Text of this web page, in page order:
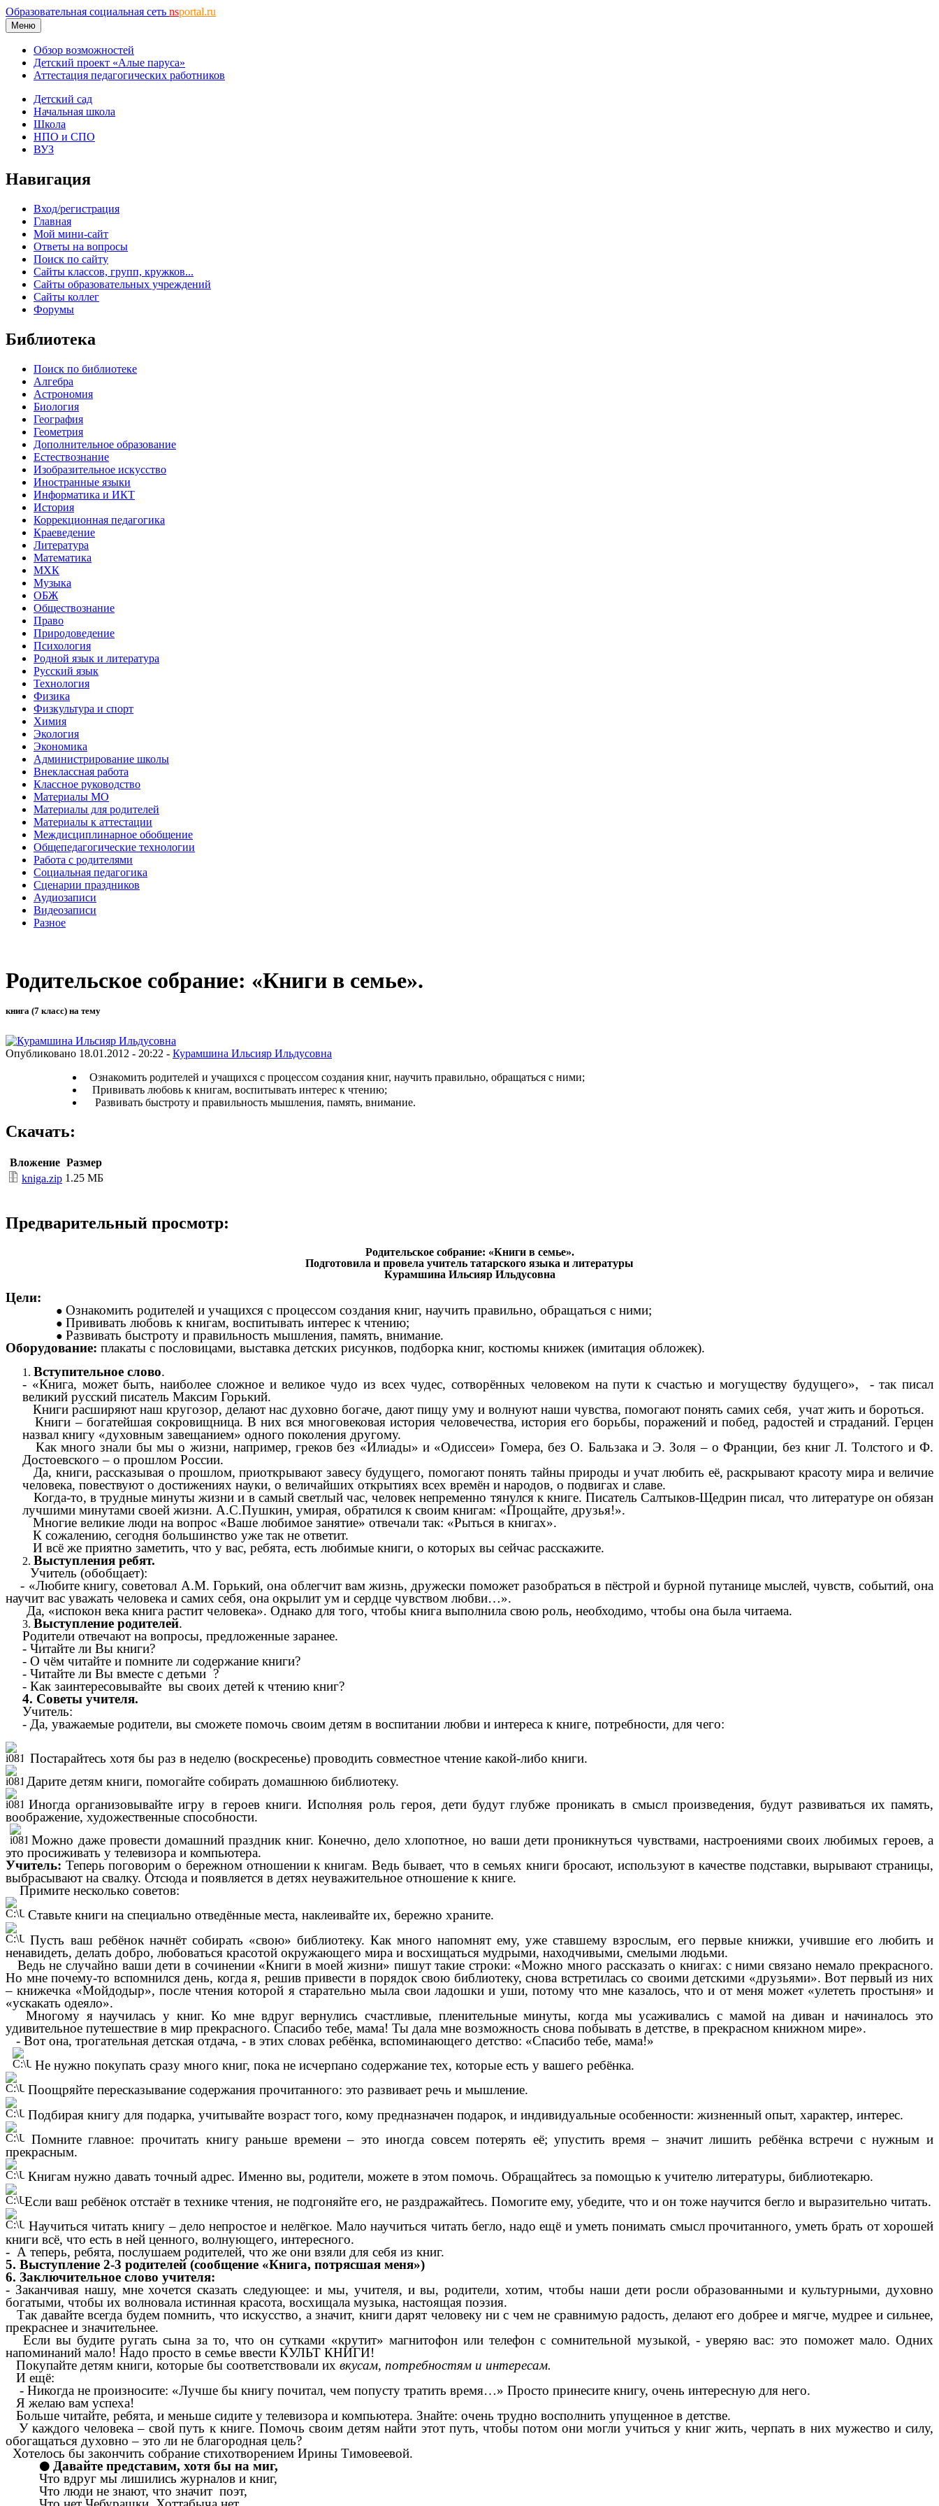
Образовательная социальная сеть nsportal.ru
Меню
Обзор возможностей
Детский проект «Алые паруса»
Аттестация педагогических работников
Детский сад
Начальная школа
Школа
НПО и СПО
ВУЗ
Навигация
Вход/регистрация
Главная
Мой мини-сайт
Ответы на вопросы
Поиск по сайту
Сайты классов, групп, кружков...
Сайты образовательных учреждений
Сайты коллег
Форумы
Библиотека
Поиск по библиотеке
Алгебра
Астрономия
Биология
География
Геометрия
Дополнительное образование
Естествознание
Изобразительное искусство
Иностранные языки
Информатика и ИКТ
История
Коррекционная педагогика
Краеведение
Литература
Математика
МХК
Музыка
ОБЖ
Обществознание
Право
Природоведение
Психология
Родной язык и литература
Русский язык
Технология
Физика
Физкультура и спорт
Химия
Экология
Экономика
Администрирование школы
Внеклассная работа
Классное руководство
Материалы МО
Материалы для родителей
Материалы к аттестации
Междисциплинарное обобщение
Общепедагогические технологии
Работа с родителями
Социальная педагогика
Сценарии праздников
Аудиозаписи
Видеозаписи
Разное
Родительское собрание: «Книги в семье».
книга (7 класс) на тему
Опубликовано 18.01.2012 - 20:22 - Курамшина Ильсияр Ильдусовна
Ознакомить родителей и учащихся с процессом создания книг, научить правильно, обращаться с ними;
Прививать любовь к книгам, воспитывать интерес к чтению;
Развивать быстроту и правильность мышления, память, внимание.
Скачать:
Вложение Размер
kniga.zip 1.25 МБ
Предварительный просмотр:
Родительское собрание: «Книги в семье».
Подготовила и провела учитель татарского языка и литературы
Курамшина Ильсияр Ильдусовна
Цели:
Ознакомить родителей и учащихся с процессом создания книг, научить правильно, обращаться с ними;
Прививать любовь к книгам, воспитывать интерес к чтению;
Развивать быстроту и правильность мышления, память, внимание.
Оборудование: плакаты с пословицами, выставка детских рисунков, подборка книг, костюмы книжек (имитация обложек).
Вступительное слово.
- «Книга, может быть, наиболее сложное и великое чудо из всех чудес, сотворённых человеком на пути к счастью и могуществу будущего», - так писал
великий русский писатель Максим Горький.
Книги расширяют наш кругозор, делают нас духовно богаче, дают пищу уму и волнуют наши чувства, помогают понять самих себя, учат жить и бороться.
Книги – богатейшая сокровищница. В них вся многовековая история человечества, история его борьбы, поражений и побед, радостей и страданий. Герцен
назвал книгу «духовным завещанием» одного поколения другому.
Как много знали бы мы о жизни, например, греков без «Илиады» и «Одиссеи» Гомера, без О. Бальзака и Э. Золя – о Франции, без книг Л. Толстого и Ф.
Достоевского – о прошлом России.
Да, книги, рассказывая о прошлом, приоткрывают завесу будущего, помогают понять тайны природы и учат любить её, раскрывают красоту мира и величие
человека, повествуют о достижениях науки, о величайших открытиях всех времён и народов, о подвигах и славе.
Когда-то, в трудные минуты жизни и в самый светлый час, человек непременно тянулся к книге. Писатель Салтыков-Щедрин писал, что литературе он обязан
лучшими минутами своей жизни. А.С.Пушкин, умирая, обратился к своим книгам: «Прощайте, друзья!».
Многие великие люди на вопрос «Ваше любимое занятие» отвечали так: «Рыться в книгах».
К сожалению, сегодня большинство уже так не ответит.
И всё же приятно заметить, что у вас, ребята, есть любимые книги, о которых вы сейчас расскажите.
Выступления ребят.
Учитель (обобщает):
- «Любите книгу, советовал А.М. Горький, она облегчит вам жизнь, дружески поможет разобраться в пёстрой и бурной путанице мыслей, чувств, событий, она
научит вас уважать человека и самих себя, она окрылит ум и сердце чувством любви…».
Да, «испокон века книга растит человека». Однако для того, чтобы книга выполнила свою роль, необходимо, чтобы она была читаема.
Выступление родителей.
Родители отвечают на вопросы, предложенные заранее.
- Читайте ли Вы книги?
- О чём читайте и помните ли содержание книги?
- Читайте ли Вы вместе с детьми ?
- Как заинтересовывайте вы своих детей к чтению книг?
4. Советы учителя.
Учитель:
- Да, уважаемые родители, вы сможете помочь своим детям в воспитании любви и интереса к книге, потребности, для чего:
Постарайтесь хотя бы раз в неделю (воскресенье) проводить совместное чтение какой-либо книги.
Дарите детям книги, помогайте собирать домашнюю библиотеку.
Иногда организовывайте игру в героев книги. Исполняя роль героя, дети будут глубже проникать в смысл произведения, будут развиваться их память,
воображение, художественные способности.
Можно даже провести домашний праздник книг. Конечно, дело хлопотное, но ваши дети проникнуться чувствами, настроениями своих любимых героев, а
это просиживать у телевизора и компьютера.
Учитель: Теперь поговорим о бережном отношении к книгам. Ведь бывает, что в семьях книги бросают, используют в качестве подставки, вырывают страницы,
выбрасывают на свалку. Отсюда и появляется в детях неуважительное отношение к книге.
Примите несколько советов:
Ставьте книги на специально отведённые места, наклеивайте их, бережно храните.
Пусть ваш ребёнок начнёт собирать «свою» библиотеку. Как много напомнят ему, уже ставшему взрослым, его первые книжки, учившие его любить и
ненавидеть, делать добро, любоваться красотой окружающего мира и восхищаться мудрыми, находчивыми, смелыми людьми.
Ведь не случайно ваши дети в сочинении «Книги в моей жизни» пишут такие строки: «Можно много рассказать о книгах: с ними связано немало прекрасного.
Но мне почему-то вспомнился день, когда я, решив привести в порядок свою библиотеку, снова встретилась со своими детскими «друзьями». Вот первый из них
– книжечка «Мойдодыр», после чтения которой я старательно мыла свои ладошки и уши, потому что мне казалось, что и от меня может «улететь простыня» и
«ускакать одеяло».
Многому я научилась у книг. Ко мне вдруг вернулись счастливые, пленительные минуты, когда мы усаживались с мамой на диван и начиналось это
удивительное путешествие в мир прекрасного. Спасибо тебе, мама! Ты дала мне возможность снова побывать в детстве, в прекрасном книжном мире».
- Вот она, трогательная детская отдача, - в этих словах ребёнка, вспоминающего детство: «Спасибо тебе, мама!»
Не нужно покупать сразу много книг, пока не исчерпано содержание тех, которые есть у вашего ребёнка.
Поощряйте пересказывание содержания прочитанного: это развивает речь и мышление.
Подбирая книгу для подарка, учитывайте возраст того, кому предназначен подарок, и индивидуальные особенности: жизненный опыт, характер, интерес.
Помните главное: прочитать книгу раньше времени – это иногда совсем потерять её; упустить время – значит лишить ребёнка встречи с нужным и
прекрасным.
Книгам нужно давать точный адрес. Именно вы, родители, можете в этом помочь. Обращайтесь за помощью к учителю литературы, библиотекарю.
Если ваш ребёнок отстаёт в технике чтения, не подгоняйте его, не раздражайтесь. Помогите ему, убедите, что и он тоже научится бегло и выразительно читать.
Научиться читать книгу – дело непростое и нелёгкое. Мало научиться читать бегло, надо ещё и уметь понимать смысл прочитанного, уметь брать от хорошей
книги всё, что есть в ней ценного, волнующего, интересного.
- А теперь, ребята, послушаем родителей, что же они взяли для себя из книг.
5. Выступление 2-3 родителей (сообщение «Книга, потрясшая меня»)
6. Заключительное слово учителя:
- Заканчивая нашу, мне хочется сказать следующее: и мы, учителя, и вы, родители, хотим, чтобы наши дети росли образованными и культурными, духовно
богатыми, чтобы их волновала истинная красота, восхищала музыка, настоящая поэзия.
Так давайте всегда будем помнить, что искусство, а значит, книги дарят человеку ни с чем не сравнимую радость, делают его добрее и мягче, мудрее и сильнее,
прекраснее и значительнее.
Если вы будите ругать сына за то, что он сутками «крутит» магнитофон или телефон с сомнительной музыкой, - уверяю вас: это поможет мало. Одних
напоминаний мало! Надо просто в семье ввести КУЛЬТ КНИГИ!
Покупайте детям книги, которые бы соответствовали их вкусам, потребностям и интересам.
И ещё:
- Никогда не произносите: «Лучше бы книгу почитал, чем попусту тратить время…» Просто принесите книгу, очень интересную для него.
Я желаю вам успеха!
Больше читайте, ребята, и меньше сидите у телевизора и компьютера. Знайте: очень трудно восполнить упущенное в детстве.
У каждого человека – свой путь к книге. Помочь своим детям найти этот путь, чтобы потом они могли учиться у книг жить, черпать в них мужество и силу,
обогащаться духовно – это ли не благородная цель?
Хотелось бы закончить собрание стихотворением Ирины Тимовеевой.
Давайте представим, хотя бы на миг,
Что вдруг мы лишились журналов и книг,
Что люди не знают, что значит поэт,